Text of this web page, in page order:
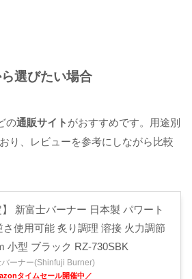
選びたい場合
の通販サイト がおすすめです。用途別
り、レビューを参考にしながら比較
】 新富士バーナー 日本製 パワート
使用可能 炙り調理 溶接 火力調節
小型 ブラック RZ-730SBK
バーナー(Shinfuji Burner)